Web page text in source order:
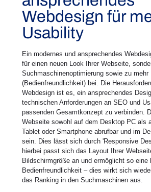
Webdesign für
Usability
Ein modernes und ansprechendes
für einen neuen Look Ihrer Webseite,
Suchmaschinenoptimierung sowie zu mehr
(Bedienfreundlichkeit) bei. Die
Webdesign ist es, ein ansprechendes
technischen Anforderungen an SEO und
passenden Gesamtkonzept zu verbinden.
Webseite sowohl auf dem Desktop PC als
Tablet oder Smartphone abrufbar und im
sein. Dies lässt sich durch 'Responsive
hierbei passt sich das Layout Ihrer
Bildschirmgröße an und ermöglicht so eine
Bedienfreundlichkeit – dies wirkt sich
das Ranking in den Suchmaschinen aus.